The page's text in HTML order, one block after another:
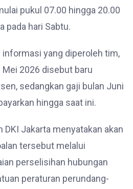
pukul 07.00 hingga 20.00
pada hari Sabtu.
informasi yang diperoleh tim,
2026 disebut baru
sedangkan gaji bulan Juni
hingga saat ini.
DKI Jakarta menyatakan akan
tersebut melalui
perselisihan hubungan
peraturan perundang-